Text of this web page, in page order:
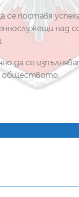
се поставя
над
да се
обществото.